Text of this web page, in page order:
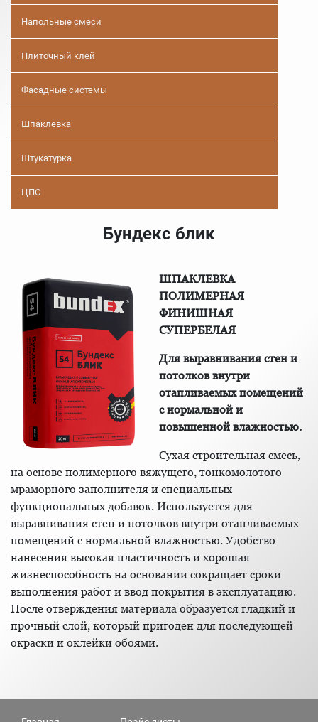
Напольные смеси
Плиточный клей
Фасадные системы
Шпаклевка
Штукатурка
ЦПС
Бундекс блик
ШПАКЛЕВКА
ПОЛИМЕРНАЯ
ФИНИШНАЯ
СУПЕРБЕЛАЯ
Для выравнивания стен и
потолков внутри
отапливаемых помещений
с нормальной и
повышенной влажностью.
Сухая строительная смесь,
на основе полимерного вяжущего, тонкомолотого
мраморного заполнителя и специальных
функциональных добавок. Используется для
выравнивания стен и потолков внутри отапливаемых
помещений с нормальной влажностью. Удобство
нанесения высокая пластичность и хорошая
жизнеспособность на основании сокращает сроки
выполнения работ и ввод покрытия в эксплуатацию.
После отверждения материала образуется гладкий и
прочный слой, который пригоден для последующей
окраски и оклейки обоями.